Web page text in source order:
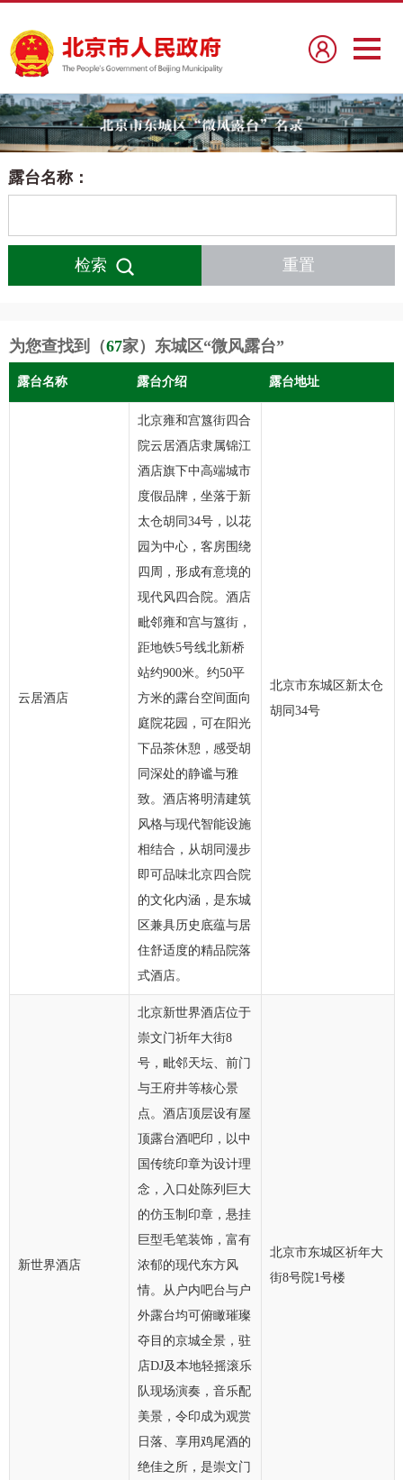
露台名称：
检索 重置
为您查找到（67家） 东城区“微风露台”
露台名称 露台介绍 露台地址
云居酒店
北京雍和宫簋街四合
院云居酒店隶属锦江
酒店旗下中高端城市
度假品牌，坐落于新
太仓胡同34号，以花
园为中心，客房围绕
四周，形成有意境的
现代风四合院。酒店
毗邻雍和宫与簋街，
距地铁5号线北新桥
站约900米。约50平
方米的露台空间面向
庭院花园，可在阳光
下品茶休憩，感受胡
同深处的静谧与雅
致。酒店将明清建筑
风格与现代智能设施
相结合，从胡同漫步
即可品味北京四合院
的文化内涵，是东城
区兼具历史底蕴与居
住舒适度的精品院落
式酒店。
北京市东城区新太仓
胡同34号
新世界酒店
北京新世界酒店位于
崇文门祈年大街8
号，毗邻天坛、前门
与王府井等核心景
点。酒店顶层设有屋
顶露台酒吧印，以中
国传统印章为设计理
念，入口处陈列巨大
的仿玉制印章，悬挂
巨型毛笔装饰，富有
浓郁的现代东方风
情。从户内吧台与户
外露台均可俯瞰璀璨
夺目的京城全景，驻
店DJ及本地轻摇滚乐
队现场演奏，音乐配
美景，令印成为观赏
日落、享用鸡尾酒的
绝佳之所，是崇文门
北京市东城区祈年大
街8号院1号楼